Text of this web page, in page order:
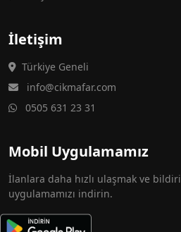
İletişim
Türkiye Geneli
info@cikmafar.com
0505 631 23 31
Mobil Uygulamamız
İlanlara daha hızlı ulaşmak ve
uygulamamızı indirin.